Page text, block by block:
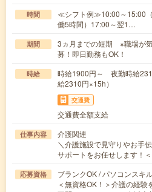
時間
≪シフト例≫10:00～15:00
働5時間）17:00～翌1…
期間
3ヵ月までの短期 ※職場が
募！即日勤務もOK！
時給
時給1900円～ 夜勤時給
給2310円×15h）
交通費
交通費全額支給
仕事内容
介護関連
＼介護施設で見守りやお手
サポートをお任せします！
応募資格
ブランクOK / パソコンスキ
＜無資格OK！＞介護の経